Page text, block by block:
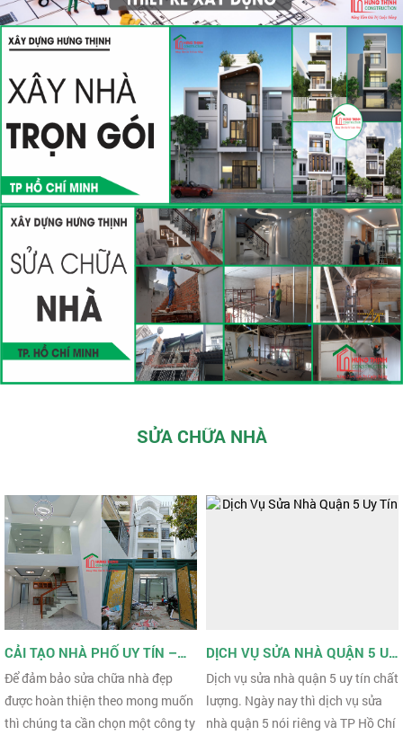
SỬA CHỮA NHÀ
CẢI TẠO NHÀ PHỐ UY TÍN –
CÔNG TY XÂY DỰNG HƯNG
Để đảm bảo sửa chữa nhà đẹp
được hoàn thiện theo mong muốn
thì chúng ta cần chọn một công ty
DỊCH VỤ SỬA NHÀ QUẬN 5 UY
TÍN
Dịch vụ sửa nhà quận 5 uy tín chất
lượng. Ngày nay thì dịch vụ sửa
nhà quận 5 nói riêng và TP Hồ Chí